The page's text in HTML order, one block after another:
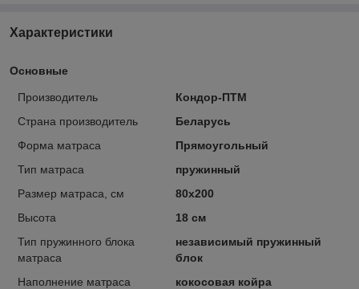
Характеристики
Основные
Производитель
Кондор-ПТМ
Страна производитель
Беларусь
Форма матраса
Прямоугольный
Тип матраса
пружинный
Размер матраса, см
80х200
Высота
18 см
Тип пружинного блока
матраса
независимый пружинный
блок
Наполнение матраса
кокосовая койра